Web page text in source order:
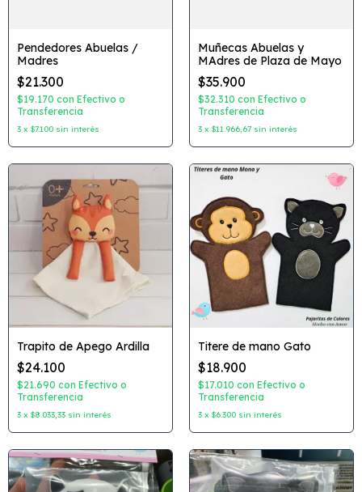
Pendedores Abuelas /
Madres
$21.300
$19.170 con Efectivo o
Transferencia
3 x $7.100 sin interés
Muñecas Abuelas y
MAdres de Plaza de Mayo
$35.900
$32.310 con Efectivo o
Transferencia
3 x $11.966,67 sin interés
Trapito de Apego Ardilla
$24.100
$21.690 con Efectivo o
Transferencia
3 x $8.033,33 sin interés
Titere de mano Gato
$18.900
$17.010 con Efectivo o
Transferencia
3 x $6.300 sin interés